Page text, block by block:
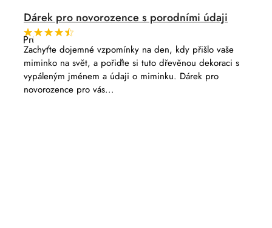
Dárek pro novorozence s porodními údaji
Průměrné
hodnocení
produktu
je
4,8
z
5
Zachyťte dojemné vzpomínky na den, kdy přišlo vaše
miminko na svět, a pořiďte si tuto dřevěnou dekoraci s
vypáleným jménem a údaji o miminku. Dárek pro
novorozence pro vás...